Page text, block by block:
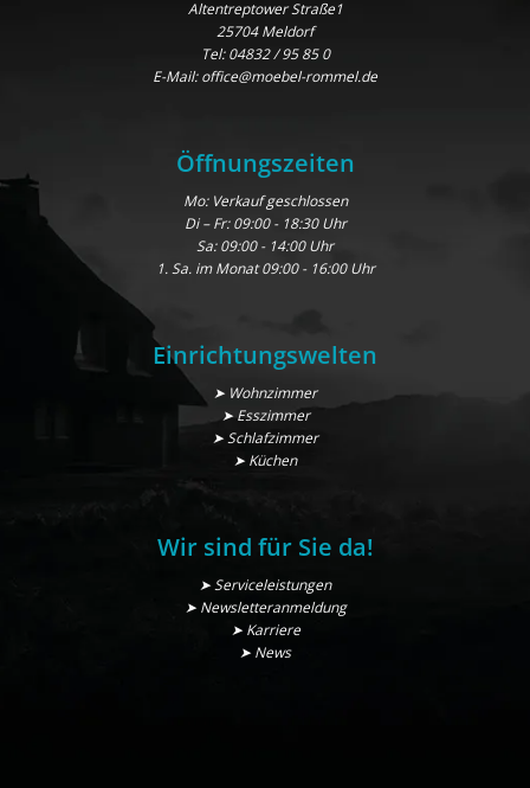
Altentreptower Straße1
25704 Meldorf
Tel:04832 / 95 85 0
E-Mail:office@moebel-rommel.de
Öffnungszeiten
Mo: Verkauf geschlossen
Di – Fr: 09:00 - 18:30 Uhr
Sa: 09:00 - 14:00 Uhr
1. Sa. im Monat 09:00 - 16:00 Uhr
Einrichtungswelten
➤ Wohnzimmer
➤ Esszimmer
➤ Schlafzimmer
➤ Küchen
Wir sind für Sie da!
➤ Serviceleistungen
➤ Newsletteranmeldung
➤ Karriere
➤ News